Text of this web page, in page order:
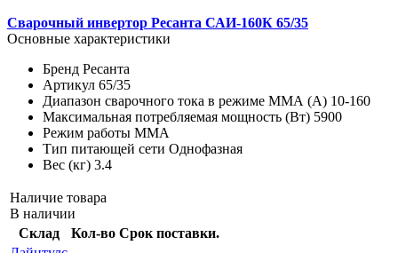
Сварочный инвертор Ресанта САИ-160К 65/35
Основные характеристики
Бренд Ресанта
Артикул 65/35
Диапазон сварочного тока в режиме ММА (А) 10-160
Максимальная потребляемая мощность (Вт) 5900
Режим работы MMA
Тип питающей сети Однофазная
Вес (кг) 3.4
Наличие товара
В наличии
Склад
Кол-во Срок поставки.